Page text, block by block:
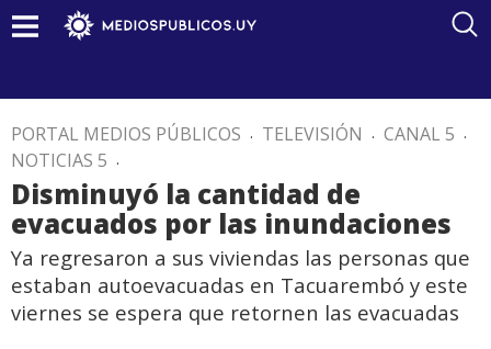
PORTAL MEDIOS PÚBLICOS . TELEVISIÓN . CANAL 5 .
NOTICIAS 5 .
Disminuyó la cantidad de
evacuados por las inundaciones
Ya regresaron a sus viviendas las personas que
estaban autoevacuadas en Tacuarembó y este
viernes se espera que retornen las evacuadas